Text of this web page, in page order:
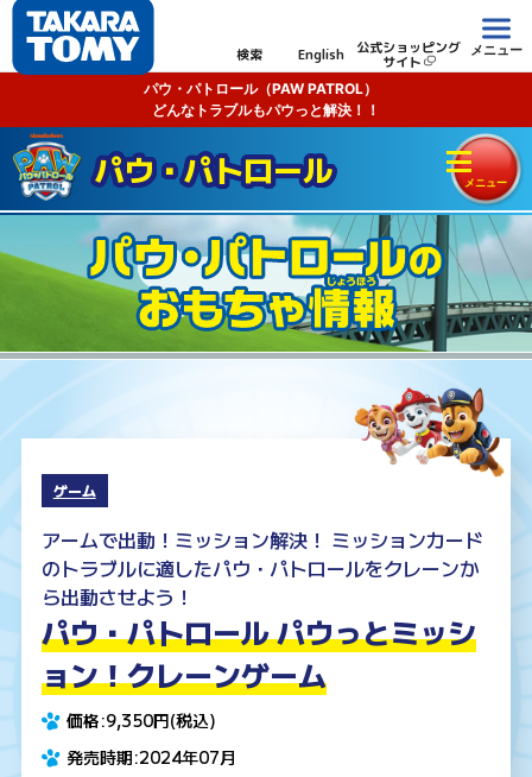
検索 English 公式ショッピング
サイト
メニュー
パウ・パトロール（PAW PATROL）
どんなトラブルもパウっと解決！！
パウ・パトロール
ゲーム
アームで出動！ミッション解決！ ミッションカード
のトラブルに適したパウ・パトロールをクレーンか
ら出動させよう！
パウ・パトロール パウっとミッシ
ョン！クレーンゲーム
価格:9,350円(税込)
発売時期:2024年07月